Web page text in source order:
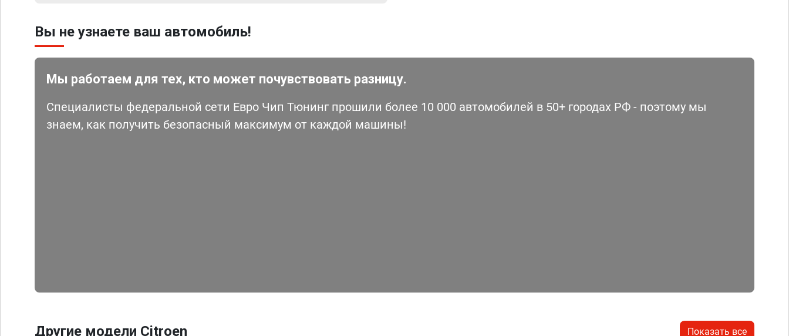
Вы не узнаете ваш автомобиль!
Мы работаем для тех, кто может почувствовать разницу.
Специалисты федеральной сети Евро Чип Тюнинг прошили более 10 000 автомобилей в 50+ городах РФ - поэтому мы
знаем, как получить безопасный максимум от каждой машины!
Другие модели Citroen Показать все